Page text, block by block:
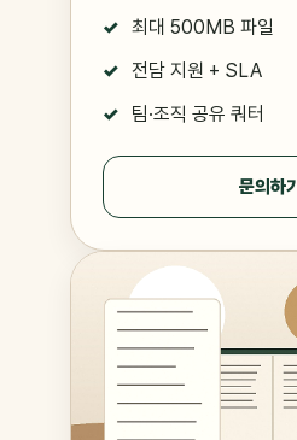
최대 500MB 파일
전담 지원 + SLA
팀·조직 공유 쿼터
문의하기